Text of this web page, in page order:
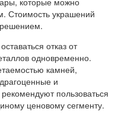
Стоимость украшений
отказ от
одновременно.
камней,
и
пользоваться
ценовому сегменту.